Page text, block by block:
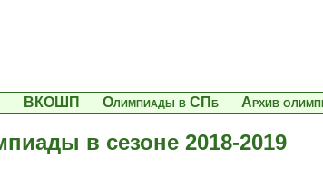
ВКОШП Олимпиады в СПб Архив
в сезоне 2018-2019